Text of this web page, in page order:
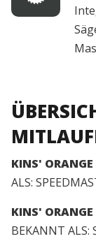
KINS' ORANGE
ALS:
KINS'
BEKANNT ALS: